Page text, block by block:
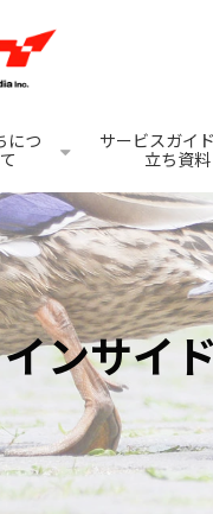
につ
サービスガイ
立ち資料
ンサイ